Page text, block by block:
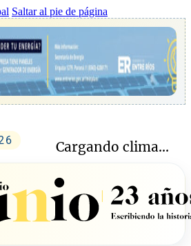
Saltar al pie de página
Cargando clima...